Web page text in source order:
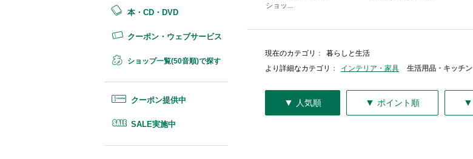
本・CD・DVD
クーポン・ウェブサービス
ショップ一覧(50音順)で探す
クーポン提供中
SALE実施中
ショッ...
現在のカテゴリ ：
暮らしと生活
より詳細なカテゴリ ： インテリア・家具 生活用品・キッチン
▼ 人気順 ▼ ポイント順 ▼